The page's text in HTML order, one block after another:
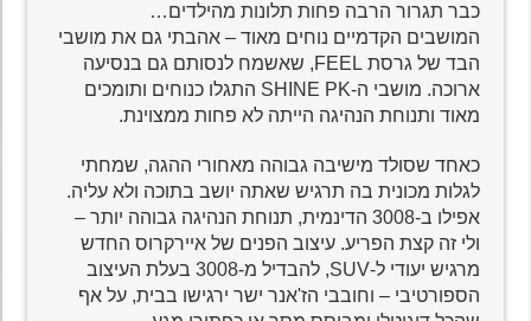
כבר תגרור הרבה פחות תלונות מהילדים…
המושבים הקדמיים נוחים מאוד – אהבתי גם את מושבי
הבד של גרסת FEEL, שאשמח לנסותם גם בנסיעה
ארוכה. מושבי ה-SHINE PK התגלו כנוחים ותומכים
מאוד ותנוחת הנהיגה הייתה לא פחות ממצוינת.
כאחד שסולד מישיבה גבוהה מאחורי ההגה, שמחתי
לגלות מכונית בה תרגיש שאתה יושב בתוכה ולא עליה.
אפילו ב-3008 הדינמית, תנוחת הנהיגה גבוהה יותר –
ולי זה קצת הפריע. עיצוב הפנים של איירקרוס החדש
מרגיש יעודי ל-SUV, להבדיל מ-3008 בעלת העיצוב
הספורטיבי – וחובבי הז'אנר ישר ירגישו בבית, על אף